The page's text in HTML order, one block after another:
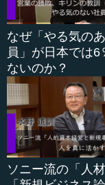
もう1つの観点は
なぜ「やる気の
員」が日本では6
ないのか？
ソニー流の「人材